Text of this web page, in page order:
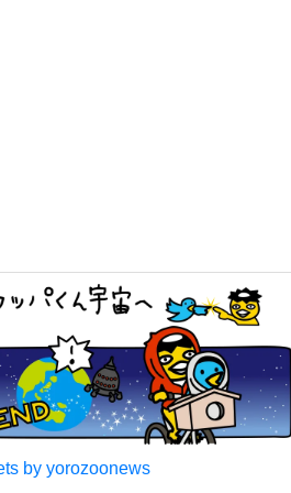
アクセスランキング
結婚生活18年でトレンディ俳
優と離婚 カリスマモデル55
歳 LAで衝撃透明感「えっ
よろず～ニュース編集部